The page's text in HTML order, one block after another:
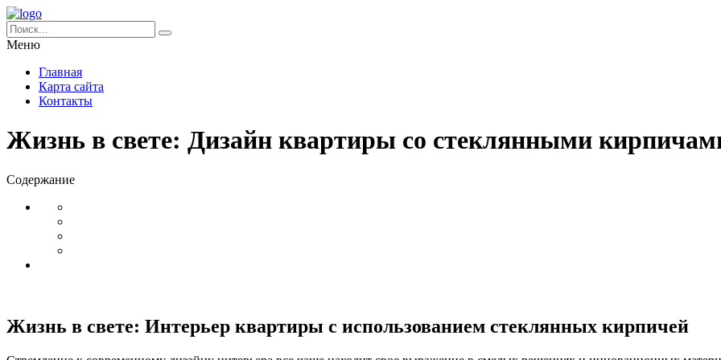
Меню
Главная
Карта сайта
Контакты
Жизнь в свете: Дизайн квартиры со стеклянными
Содержание
Жизнь в свете: Интерьер квартиры с использованием стеклянных кирпичей